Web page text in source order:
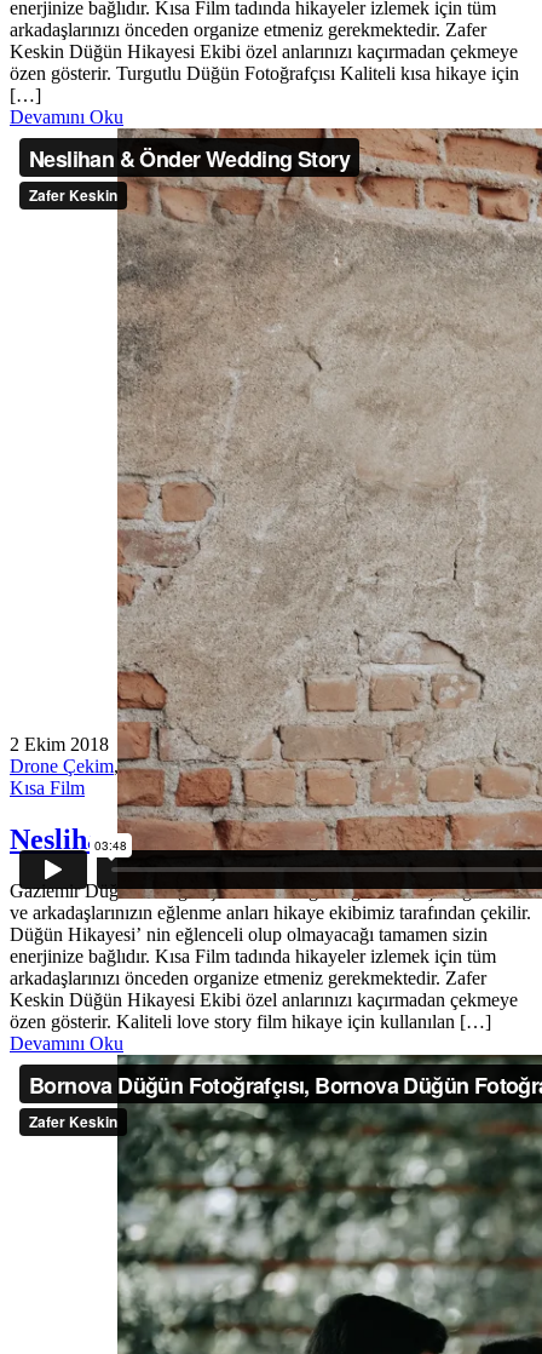
enerjinize bağlıdır. Kısa Film tadında hikayeler izlemek için tüm
arkadaşlarınızı önceden organize etmeniz gerekmektedir. Zafer
Keskin Düğün Hikayesi Ekibi özel anlarınızı kaçırmadan çekmeye
özen gösterir. Turgutlu Düğün Fotoğrafçısı Kaliteli kısa hikaye için
[…]
Devamını Oku
2 Ekim 2018
Drone Çekim,Düğün Belgeseli,Düğün Fotoğrafı,Düğün Hikayesi,
Kısa Film
Neslihan & Önder Wedding Story
Gaziemir Düğün Fotoğrafçısı Evleneceğiniz günün akışına göre siz
ve arkadaşlarınızın eğlenme anları hikaye ekibimiz tarafından çekilir.
Düğün Hikayesi’ nin eğlenceli olup olmayacağı tamamen sizin
enerjinize bağlıdır. Kısa Film tadında hikayeler izlemek için tüm
arkadaşlarınızı önceden organize etmeniz gerekmektedir. Zafer
Keskin Düğün Hikayesi Ekibi özel anlarınızı kaçırmadan çekmeye
özen gösterir. Kaliteli love story film hikaye için kullanılan […]
Devamını Oku